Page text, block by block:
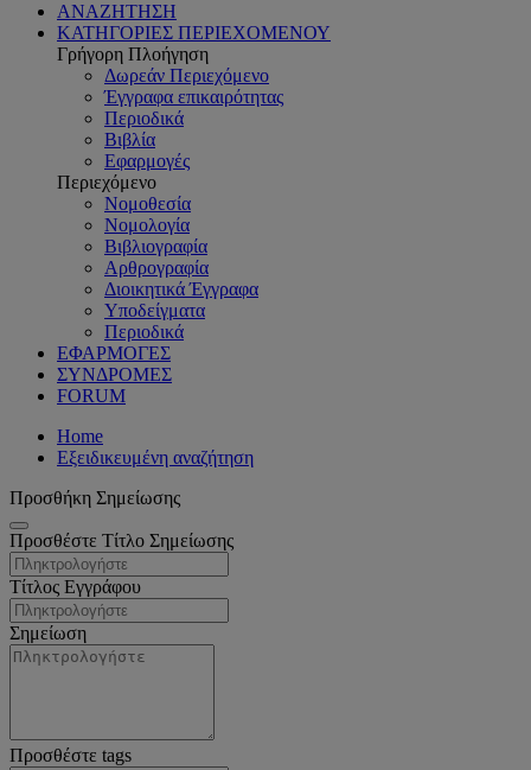
ΑΝΑΖΗΤΗΣΗ
ΚΑΤΗΓΟΡΙΕΣ ΠΕΡΙΕΧΟΜΕΝΟΥ
Γρήγορη Πλοήγηση
Δωρεάν Περιεχόμενο
Έγγραφα επικαιρότητας
Περιοδικά
Βιβλία
Εφαρμογές
Περιεχόμενο
Νομοθεσία
Νομολογία
Βιβλιογραφία
Αρθρογραφία
Διοικητικά Έγγραφα
Υποδείγματα
Περιοδικά
ΕΦΑΡΜΟΓΕΣ
ΣΥΝΔΡΟΜΕΣ
FORUM
Home
Εξειδικευμένη αναζήτηση
Προσθήκη Σημείωσης
Προσθέστε Τίτλο Σημείωσης
Τίτλος Εγγράφου
Σημείωση
Προσθέστε tags